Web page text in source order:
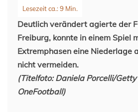
Deutlich verändert agierte der
Freiburg, konnte in einem Spiel
Extremphasen eine Niederlage
nicht vermeiden.
(Titelfoto: Daniela Porcelli/
OneFootball)